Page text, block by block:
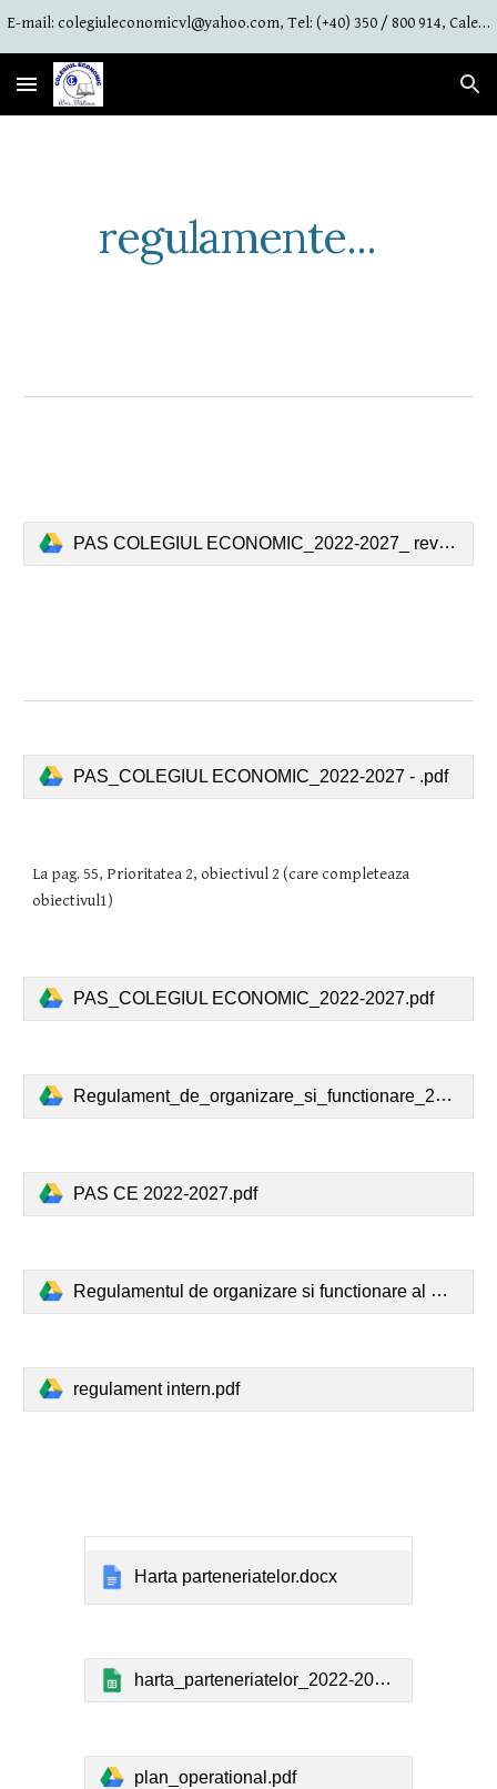
E-mail: colegiuleconomicvl@yahoo.com, Tel: (+40) 350 / 800 914, Calea lui Traian Nr. 91, Râmnicu Vâlcea, jud. Vâlcea
regulamente...
PAS COLEGIUL ECONOMIC_2022-2027_ revizuit 2025.pdf
PAS_COLEGIUL ECONOMIC_2022-2027 - .pdf
La pag. 55, Prioritatea 2, obiectivul 2 (care completeaza
obiectivul1)
PAS_COLEGIUL ECONOMIC_2022-2027.pdf
Regulament_de_organizare_si_functionare_2023-2024_Colegiul Economic.pdf
PAS CE 2022-2027.pdf
Regulamentul de organizare si functionare al Colegiului Economic 2022-2023.pdf
regulament intern.pdf
Harta parteneriatelor.docx
harta_parteneriatelor_2022-2023.xls
plan_operational.pdf